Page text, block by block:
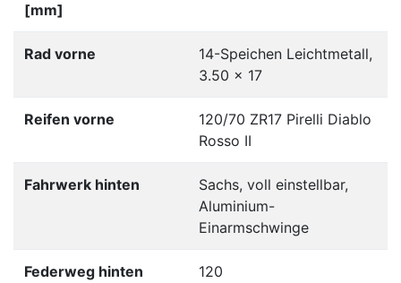
[mm]
Rad vorne
14-Speichen Leichtmetall,
3.50 x 17
Reifen vorne
120/70 ZR17 Pirelli Diablo
Rosso II
Fahrwerk hinten
Sachs, voll einstellbar,
Aluminium-
Einarmschwinge
Federweg hinten
120